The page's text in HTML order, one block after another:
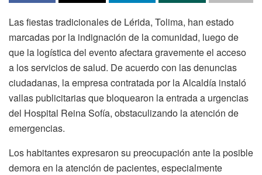
Las fiestas tradicionales de Lérida, Tolima, han estado
marcadas por la indignación de la comunidad, luego de
que la logística del evento afectara gravemente el acceso
a los servicios de salud. De acuerdo con las denuncias
ciudadanas, la empresa contratada por la Alcaldía instaló
vallas publicitarias que bloquearon la entrada a urgencias
del Hospital Reina Sofía, obstaculizando la atención de
emergencias.
Los habitantes expresaron su preocupación ante la posible
demora en la atención de pacientes, especialmente